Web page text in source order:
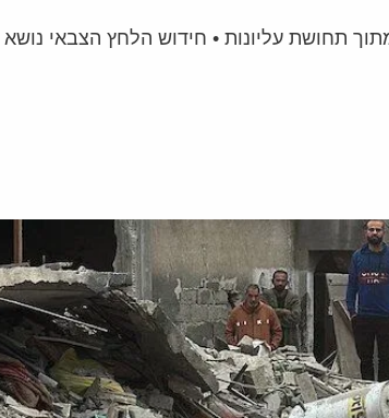
תחושת עליונות • חידוש הלחץ הצבאי